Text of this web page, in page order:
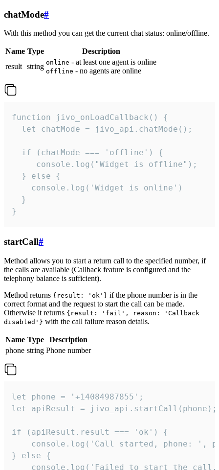
chatMode#
With this method you can get the current chat status: online/offline.
Name Type
Description
result string online - at least one agent is online
offline - no agents are online
function jivo_onLoadCallback() {
  let chatMode = jivo_api.chatMode();
  if (chatMode === 'offline') {
     console.log("Widget is offline");
  } else {
    console.log('Widget is online')
  }
}
startCall#
Method allows you to start a return call to the specified number, if
the calls are available (Callback feature is configured and the
telephony balance is sufficient).
Method returns {result: 'ok'} if the phone number is in the
correct format and the request to start the call can be made.
Otherwise it returns {result: 'fail', reason: 'Callback
disabled'} with the call failure reason details.
Name Type
Description
phone string Phone number
let phone = '+14084987855';
let apiResult = jivo_api.startCall(phone);
if (apiResult.result === 'ok') {
console.log('Call started, phone: ',
} else {
console.log('Failed to start the